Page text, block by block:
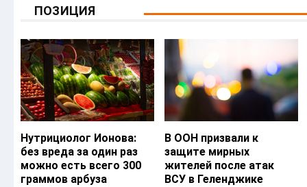
ПОЗИЦИЯ
Нутрициолог Ионова:
без вреда за один раз
можно есть всего 300
граммов арбуза
В ООН призвали к
защите мирных
жителей после атак
ВСУ в Геленджике